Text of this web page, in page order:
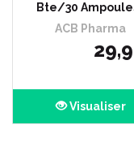
Bte/30
ACB Pharma
29,
Visualiser